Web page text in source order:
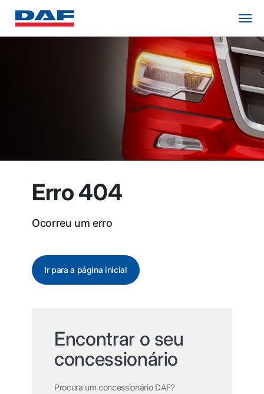
Erro 404
Ocorreu um erro
Ir para a página inicial
Encontrar o seu
concessionário
Procura um concessionário DAF?